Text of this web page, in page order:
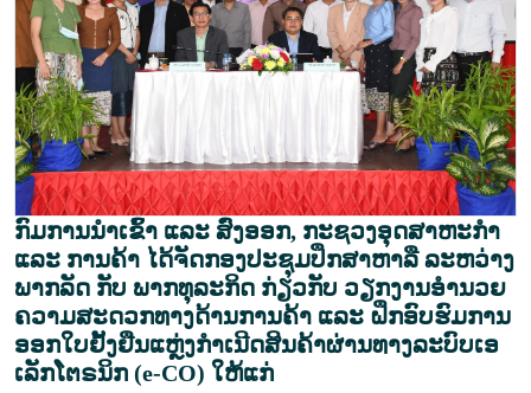
ກົມ​ການ​ນຳ​ເຂົ້າ ແລະ ສົ່ງ​ອອກ, ກະ​ຊວງ​ອຸດ​ສາ​ຫະ​ກຳ
ແລະ ການ​ຄ້າ ໄດ້ຈັດກອງປະຊຸມປຶກສາຫາລື ລະຫວ່າງ
ພາກລັດ ກັບ ພາກທຸລະກິດ ກ່ຽວກັບ ວຽກ​ງານ​ອຳ​ນວຍ​
ຄວາມ​ສະ​ດວກ​ທາງ​ດ້ານ​ການ​ຄ້າ ແລະ ຝຶກອົບຮົມການ
ອອກໃບຢັ້ງຢືນແຫຼ່ງກໍາເນີດສິນຄ້າຜ່ານທາງລະບົບເອ
ເລັກໂຕຣນິກ (e-CO) ໃຫ້​​ແກ່​